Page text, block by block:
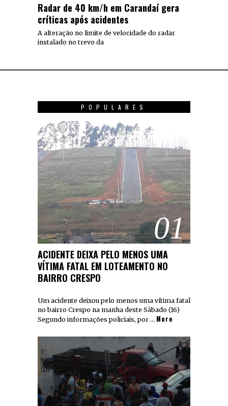
Radar de 40 km/h em Carandaí gera
críticas após acidentes
A alteração no limite de velocidade do radar
instalado no trevo da
POPULARES
01
ACIDENTE DEIXA PELO MENOS UMA
VÍTIMA FATAL EM LOTEAMENTO NO
BAIRRO CRESPO
Um acidente deixou pelo menos uma vítima fatal
no bairro Crespo na manha deste Sàbado (16)
Segundo informações policiais, por … More